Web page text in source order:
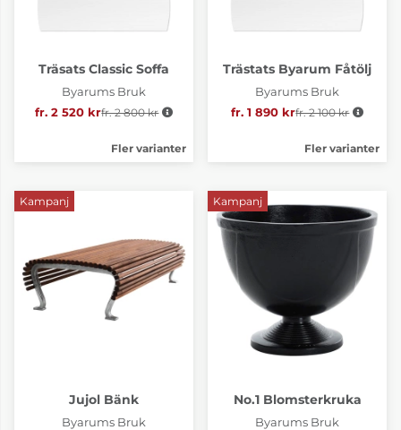
Träsats Classic Soffa
Byarums Bruk
fr. 2 520 krOrdinarie pris:
fr. 2 800 kr
Fler varianter
Trästats Byarum Fåtölj
Byarums Bruk
fr. 1 890 krOrdinarie pris:
fr. 2 100 kr
Fler varianter
Kampanj
Jujol Bänk
Byarums Bruk
Kampanj
No.1 Blomsterkruka
Byarums Bruk